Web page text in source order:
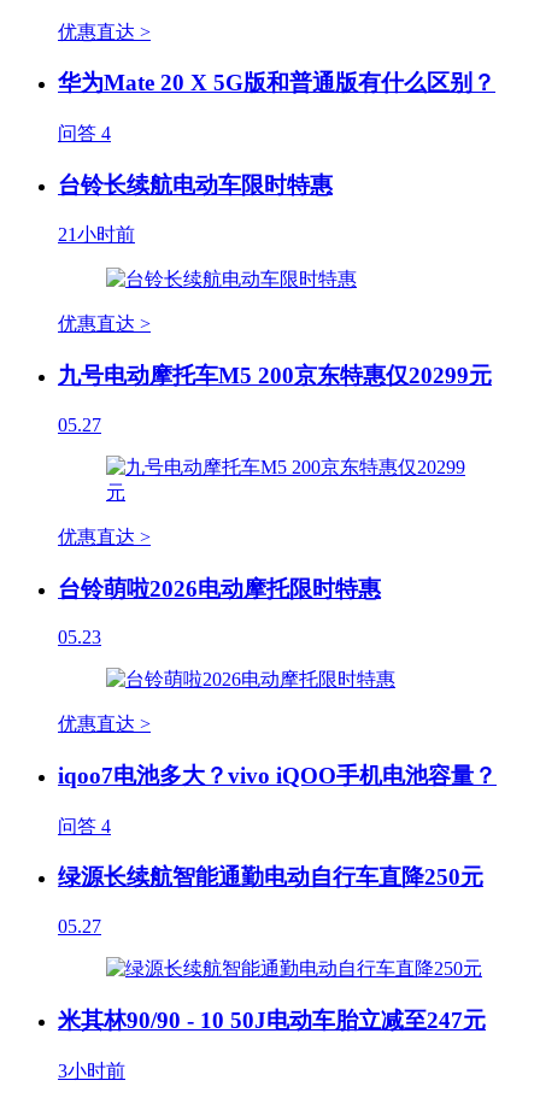
优惠直达 >
华为Mate 20 X 5G版和普通版有什么区别？
问答 4
台铃长续航电动车限时特惠
21小时前
优惠直达 >
九号电动摩托车M5 200京东特惠仅20299元
05.27
优惠直达 >
台铃萌啦2026电动摩托限时特惠
05.23
优惠直达 >
iqoo7电池多大？vivo iQOO手机电池容量？
问答 4
绿源长续航智能通勤电动自行车直降250元
05.27
米其林90/90 - 10 50J电动车胎立减至247元
3小时前